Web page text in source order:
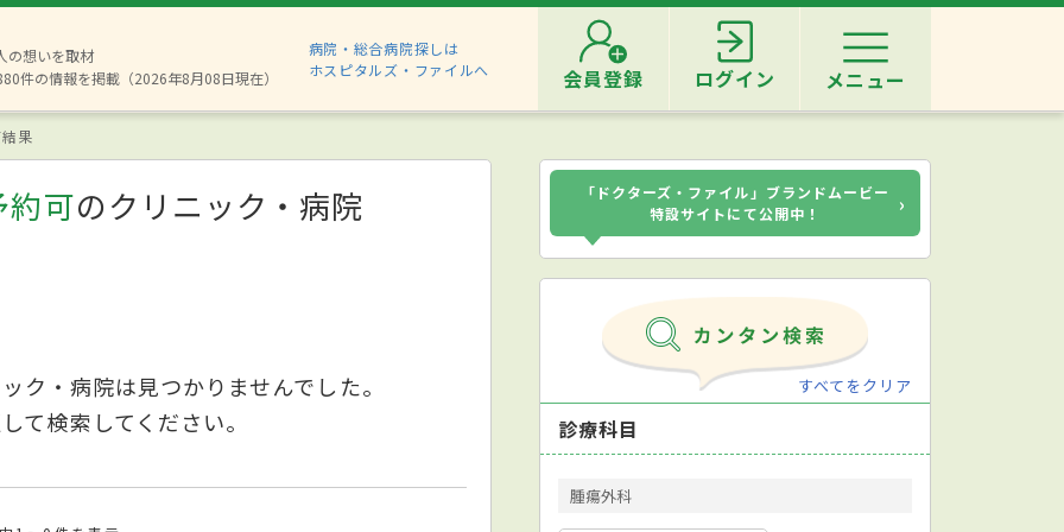
の想いを取材
件の情報を掲載（2026年8月08日現在）
病院・総合病院探しは
ホスピタルズ・ファイルへ
会員登録 ログイン メニュー
果
約可のクリニック・病院
ク・病院は見つかりませんでした。
て検索してください。
「ドクターズ・ファイル」ブランドムービー
特設サイトにて公開中！
›
すべてをクリア
診療科目
腫瘍外科